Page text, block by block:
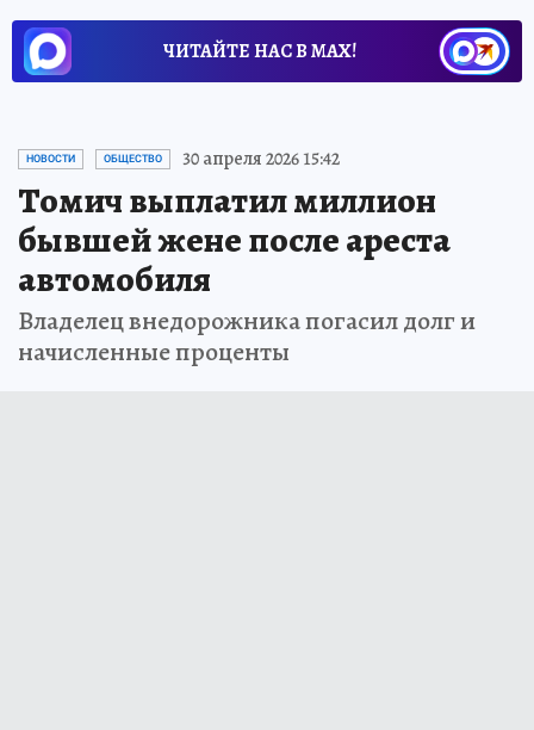
ЧИТАЙТЕ НАС В МАХ!
НОВОСТИ ОБЩЕСТВО 30 апреля 2026 15:42
Томич выплатил миллион
бывшей жене после ареста
автомобиля
Владелец внедорожника погасил долг и
начисленные проценты